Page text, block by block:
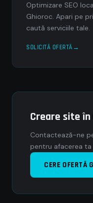
Optimizare SEO
Ghioroc. Apari pe
caută serviciile tale.
SOLICITĂ OFERTĂ
Creare site în
Contactează-ne
pentru afacerea ta
CERE OFERTĂ